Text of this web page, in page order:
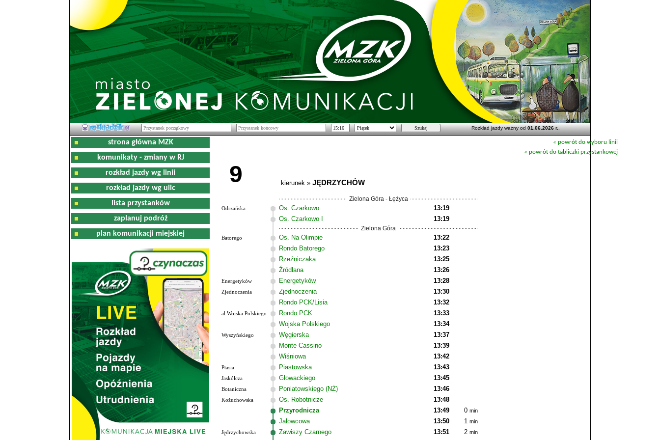
Rozkład jazdy ważny od01.06.2026 r..
strona główna MZK
komunikaty - zmiany w RJ
rozkład jazdy wg linii
rozkład jazdy wg ulic
lista przystanków
zaplanuj podróż
plan komunikacji miejskiej
« powrót do wyboru linii
« powrót do tabliczki przystankowej
9 kierunek » JĘDRZYCHÓW
Zielona Góra - Łężyca
Odrzańska Os. Czarkowo
13:19
Os. Czarkowo I
13:19
Zielona Góra
Batorego Os. Na Olimpie
13:22
Rondo Batorego
13:23
Rzeźniczaka
13:25
Źródlana
13:26
Energetyków Energetyków 13:28
Zjednoczenia Zjednoczenia
13:30
Rondo PCK/Lisia
13:32
al.Wojska Polskiego Rondo PCK
13:33
Wojska Polskiego
13:34
Wyszyńskiego Węgierska
13:37
Monte Cassino
13:39
Wiśniowa
13:42
Ptasia Piastowska 13:43
Jaskółcza Głowackiego 13:45
Botaniczna Poniatowskiego (NŻ) 13:46
Kożuchowska Os. Robotnicze
13:48
Przyrodnicza
13:49 0 min
Jałowcowa 13:50 1 min
Jędrzychowska
Zawiszy Czarnego 13:51 2 min